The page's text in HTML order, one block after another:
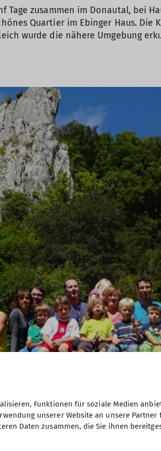
Tage zusammen im Donautal, bei
Quartier im Ebinger Haus. Die
wurde die nähere Umgebung
Funktionen für soziale Medien
unserer Website an unsere
Daten zusammen, die Sie ihnen